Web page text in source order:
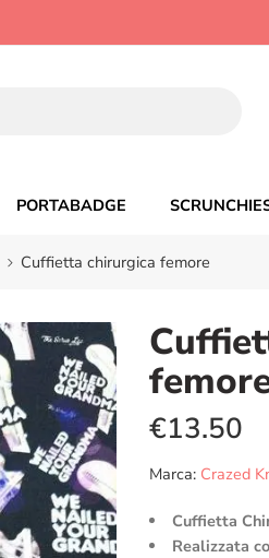
PORTABADGE
Cuffietta chirurgica femore
€13.50
Marca: Crazed
Cuffietta
Realizzata